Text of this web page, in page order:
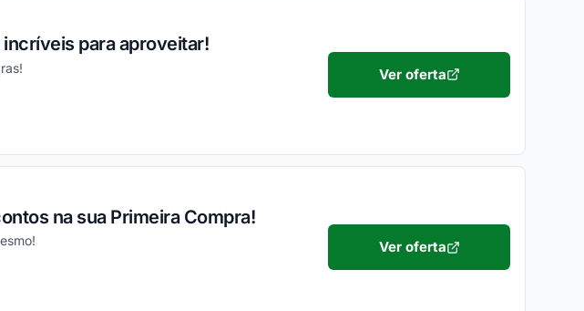
para aproveitar!
Ver oferta
na sua Primeira Compra!
Ver oferta